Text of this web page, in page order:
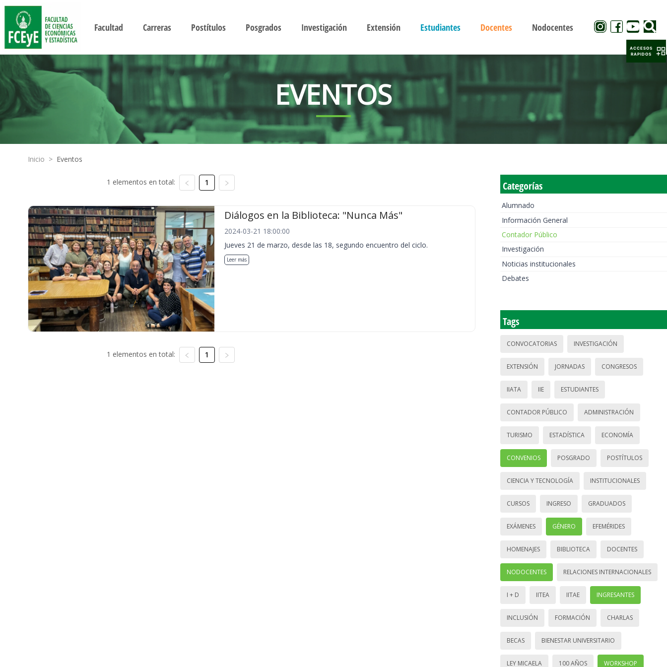
Facultad Carreras Postítulos Posgrados Investigación Extensión Estudiantes Docentes Nodocentes
EVENTOS
Inicio > Eventos
1 elementos en total: 1
Diálogos en la Biblioteca: "Nunca Más"
2024-03-21 18:00:00
Jueves 21 de marzo, desde las 18, segundo encuentro del ciclo.
Leer más
1 elementos en total: 1
Categorías
Alumnado
Información General
Contador Público
Investigación
Noticias institucionales
Debates
Tags
CONVOCATORIAS INVESTIGACIÓN
EXTENSIÓN JORNADAS CONGRESOS
IIATA IIE ESTUDIANTES
CONTADOR PÚBLICO ADMINISTRACIÓN
TURISMO ESTADÍSTICA ECONOMÍA
CONVENIOS POSGRADO POSTÍTULOS
CIENCIA Y TECNOLOGÍA INSTITUCIONALES
CURSOS INGRESO GRADUADOS
EXÁMENES GÉNERO EFEMÉRIDES
HOMENAJES BIBLIOTECA DOCENTES
NODOCENTES RELACIONES INTERNACIONALES
I + D IITEA IITAE INGRESANTES
INCLUSIÓN FORMACIÓN CHARLAS
BECAS BIENESTAR UNIVERSITARIO
LEY MICAELA 100 AÑOS WORKSHOP
ACCESOS
RAPIDOS